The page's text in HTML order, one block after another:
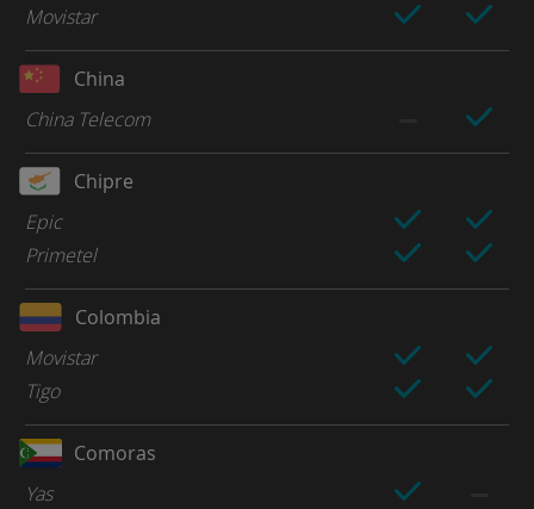
Movistar
China
China Telecom
Chipre
Epic
Primetel
Colombia
Movistar
Tigo
Comoras
Yas